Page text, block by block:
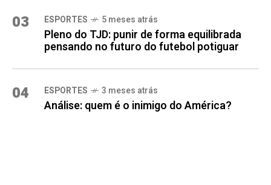
03 ESPORTES 5 meses atrás
Pleno do TJD: punir de forma equilibrada
pensando no futuro do futebol potiguar
04 ESPORTES 3 meses atrás
Análise: quem é o inimigo do América?